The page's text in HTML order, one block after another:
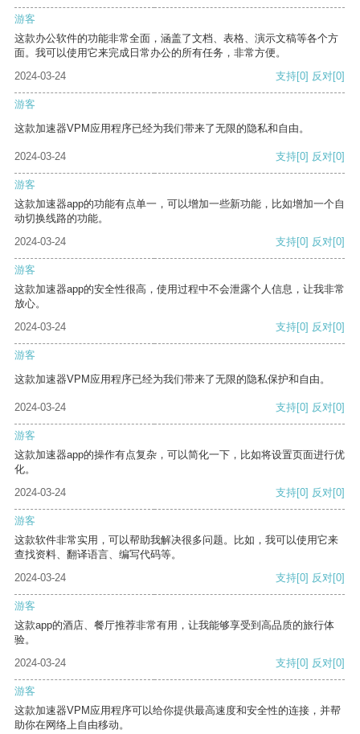
游客
这款办公软件的功能非常全面，涵盖了文档、表格、演示文稿等各个方
面。我可以使用它来完成日常办公的所有任务，非常方便。
2024-03-24
支持[0] 反对[0]
游客
这款加速器VPM应用程序已经为我们带来了无限的隐私和自由。
2024-03-24 支持[0] 反对[0]
游客
这款加速器app的功能有点单一，可以增加一些新功能，比如增加一个自
动切换线路的功能。
2024-03-24
支持[0] 反对[0]
游客
这款加速器app的安全性很高，使用过程中不会泄露个人信息，让我非常
放心。
2024-03-24
支持[0] 反对[0]
游客
这款加速器VPM应用程序已经为我们带来了无限的隐私保护和自由。
2024-03-24 支持[0] 反对[0]
游客
这款加速器app的操作有点复杂，可以简化一下，比如将设置页面进行优
化。
2024-03-24
支持[0] 反对[0]
游客
这款软件非常实用，可以帮助我解决很多问题。比如，我可以使用它来
查找资料、翻译语言、编写代码等。
2024-03-24
支持[0] 反对[0]
游客
这款app的酒店、餐厅推荐非常有用，让我能够享受到高品质的旅行体
验。
2024-03-24
支持[0] 反对[0]
游客
这款加速器VPM应用程序可以给你提供最高速度和安全性的连接，并帮
助你在网络上自由移动。